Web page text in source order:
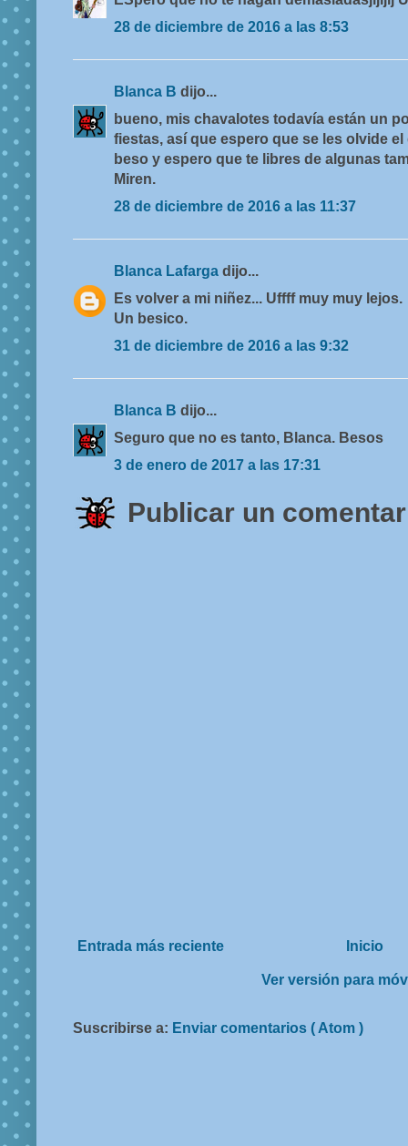
28 de diciembre de 2016 a las 8:53
Blanca B dijo...
bueno, mis chavalotes todavía están un
fiestas, así que espero que se les olvide
beso y espero que te libres de algunas
Miren.
28 de diciembre de 2016 a las 11:37
Blanca Lafarga dijo...
Es volver a mi niñez... Uffff muy muy lejos.
Un besico.
31 de diciembre de 2016 a las 9:32
Blanca B dijo...
Seguro que no es tanto, Blanca. Besos
3 de enero de 2017 a las 17:31
Publicar un
Entrada más reciente Inicio
Ver versión para
Suscribirse a: Enviar comentarios ( Atom )